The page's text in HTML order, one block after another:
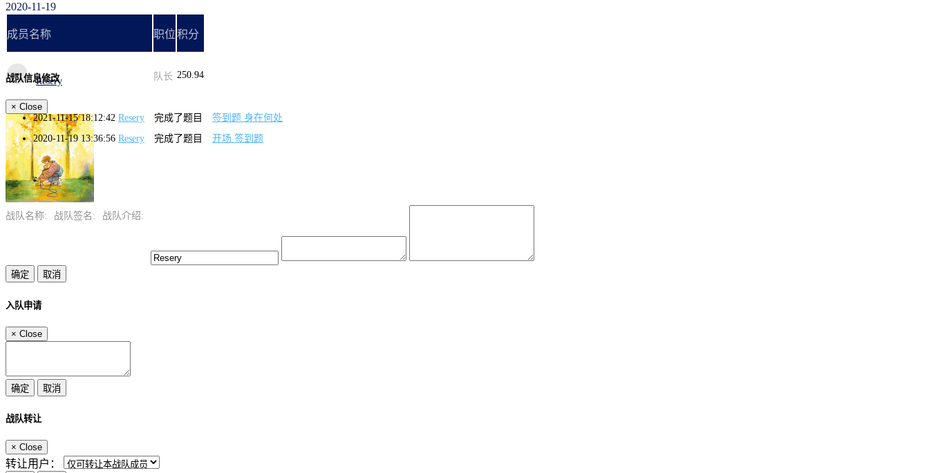
2020-11-19
成员名称 职位积分
Resery 队长 250.94
2021-11-15 18:12:42 Resery 完成了题目
签到题 身在何处
2020-11-19 13:36:56 Resery 完成了题目 开场 签到题
战队信息修改
× Close
战队名称: 战队签名: 战队介绍:
入队申请
× Close
战队转让
× Close
转让用户：